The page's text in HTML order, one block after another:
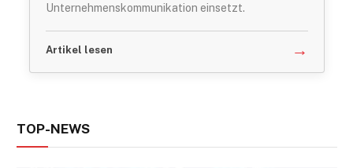
Unternehmenskommunikation einsetzt.
Artikel lesen →
TOP-NEWS